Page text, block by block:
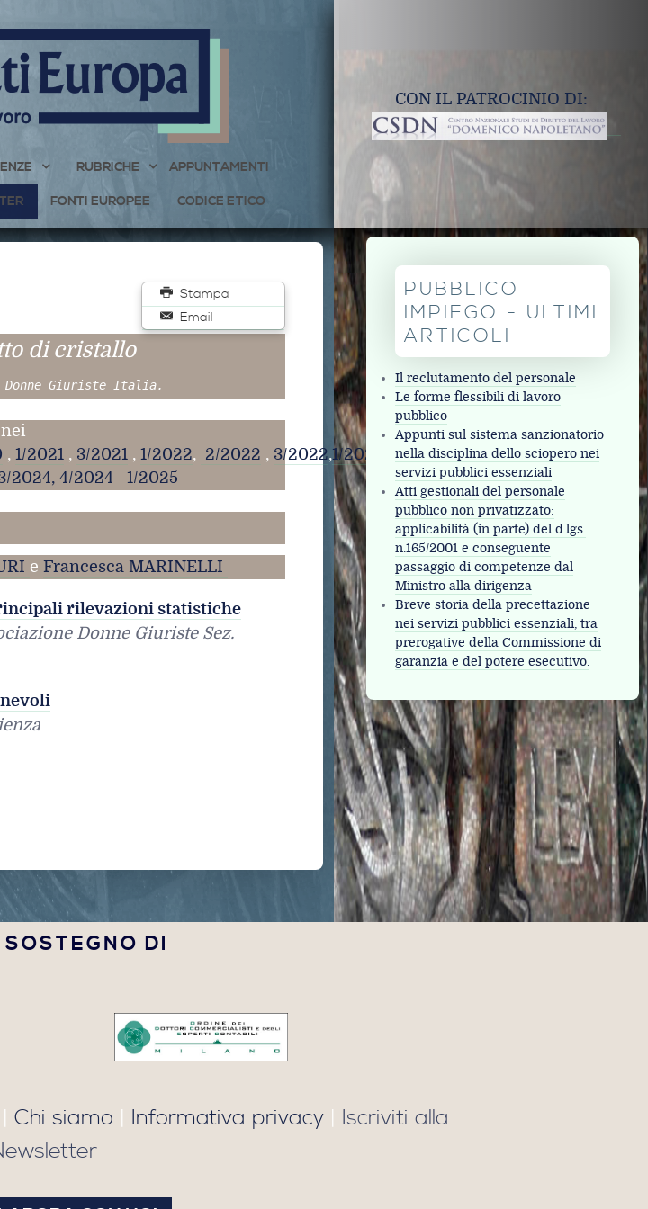
RUBRICHE APPUNTAMENTI
FONTI EUROPEE CODICE ETICO
CON IL PATROCINIO DI:
Stampa
Email
di cristallo
Donne Giuriste Italia.
, 1/2021, 3/2021, 1/2022, 2/2022 , 3/2022,1/2023
2024, 4/2024 1/2025
e Francesca MARINELLI
rilevazioni statistiche
Donne Giuriste Sez.
PUBBLICO
IMPIEGO - ULTIMI
ARTICOLI
Il reclutamento del personale
Le forme flessibili di lavoro
pubblico
Appunti sul sistema sanzionatorio
nella disciplina dello sciopero nei
servizi pubblici essenziali
Atti gestionali del personale
pubblico non privatizzato:
applicabilità (in parte) del d.lgs.
n.165/2001 e conseguente
passaggio di competenze dal
Ministro alla dirigenza
Breve storia della precettazione
nei servizi pubblici essenziali, tra
prerogative della Commissione di
garanzia e del potere esecutivo.
DI
| Chi siamo | Informativa privacy| Iscriviti alla